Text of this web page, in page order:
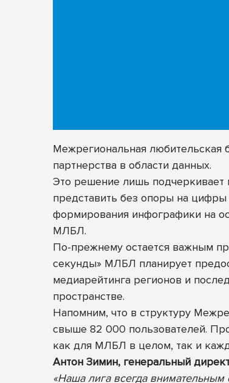
Межрегиональная любительская
партнерства в области данных.
Это решение лишь подчеркивает
представить без опоры на цифры
формирования инфографики на
МЛБЛ.
По-прежнему остается важным
секунды» МЛБЛ планирует
медиарейтинга регионов и
пространстве.
Напомним, что в структуру
свыше 82 000 пользователей.
как для МЛБЛ в целом, так и
Антон Зимин, генеральный
«Наша лига всегда